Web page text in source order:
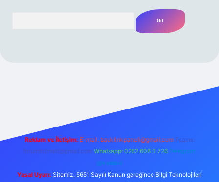
Reklam ve İletişim: E-mail: backlinkpaneli@gmail.com Teams:
forumhizmeti@gmail.com Whatsapp: 0262 606 0 726 Telegram:
@karabul
Yasal Uyarı: Sitemiz, 5651 Sayılı Kanun gereğince Bilgi Teknolojileri